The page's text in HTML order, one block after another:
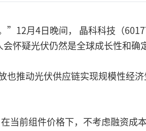
月4日晚间， 晶科科技（
怀疑光伏仍然是全球成长性和确
推动光伏供应链实现规模性经
当前组件价格下，不考虑融资成